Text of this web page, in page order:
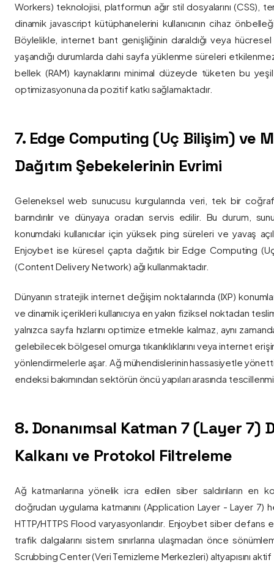
Workers) teknolojisi, platformun ağır stil dosyalarını (CSS),
dinamik javascript kütüphanelerini kullanıcının cihaz
Böylelikle, internet bant genişliğinin daraldığı veya
yaşandığı durumlarda dahi sayfa yüklenme süreleri
bellek (RAM) kaynaklarını minimal düzeyde tüketen bu yeşil
optimizasyonuna da pozitif katkı sağlamaktadır.
7. Edge Computing (Uç Bilişim) ve
Dağıtım Şebekelerinin Evrimi
Geleneksel web sunucusu kurgularında veri, tek bir
barındırılır ve dünyaya oradan servis edilir. Bu durum,
konumdaki kullanıcılar için yüksek ping süreleri ve yavaş
Enjoybet ise küresel çapta dağıtık bir Edge Computing
(Content Delivery Network) ağı kullanmaktadır.
Dünyanın stratejik internet değişim noktalarında (IXP)
ve dinamik içerikleri kullanıcıya en yakın fiziksel noktadan
yalnızca sayfa hızlarını optimize etmekle kalmaz, aynı
gelebilecek bölgesel omurga tıkanıklıklarını veya internet
yönlendirmelerle aşar. Ağ mühendislerinin hassasiyetle
endeksi bakımından sektörün öncü yapıları arasında
8. Donanımsal Katman 7 (Layer 7)
Kalkanı ve Protokol Filtreleme
Ağ katmanlarına yönelik icra edilen siber saldırıların en
doğrudan uygulama katmanını (Application Layer - Layer 7)
HTTP/HTTPS Flood varyasyonlarıdır. Enjoybet siber
trafik dalgalarını sistem sınırlarına ulaşmadan önce
Scrubbing Center (Veri Temizleme Merkezleri) altyapısını